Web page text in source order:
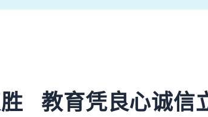
教育凭良心诚信